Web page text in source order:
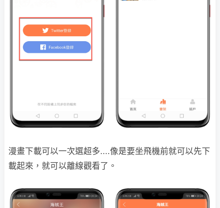
漫畫下載可以一次選超多....像是要坐飛機前就可以先下
載起來，就可以離線觀看了。